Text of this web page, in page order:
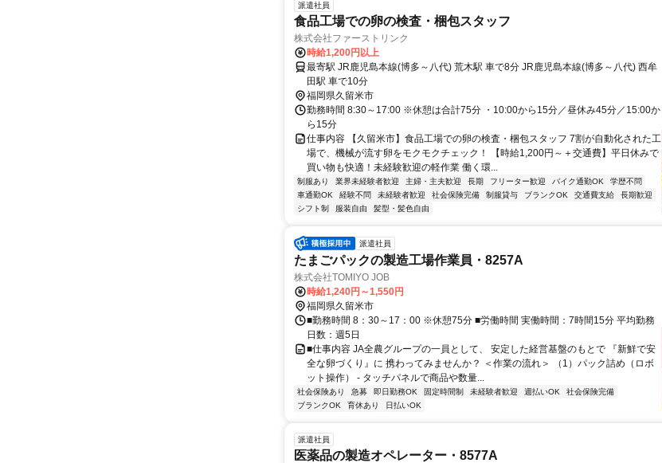
派遣社員
食品工場での卵の検査・梱包スタッフ
株式会社ファーストリンク
時給1,200円以上
最寄駅 JR鹿児島本線(博多～八代) 荒木駅 車で8分 JR鹿児島本線(博多～八代) 西牟
田駅 車で10分
福岡県久留米市
勤務時間 8:30～17:00 ※休憩は合計75分 ・10:00から15分／昼休み45分／15:00か
ら15分
仕事内容 【久留米市】食品工場での卵の検査・梱包スタッフ 7割が自動化された工
場で、機械が流す卵をモクモクチェック！ 【時給1,200円～＋交通費】平日休みで
買い物も快適！未経験歓迎の軽作業 働く環...
制服あり 業界未経験者歓迎 主婦・主夫歓迎 長期 フリーター歓迎 バイク通勤OK
学歴不問
車通勤OK
経験不問 未経験者歓迎 社会保険完備 制服貸与 ブランクOK 交通費支給
長期歓迎
シフト制
服装自由 髪型・髪色自由
派遣社員
たまごパックの製造工場作業員・8257A
株式会社TOMIYO JOB
時給1,240円～1,550円
福岡県久留米市
■勤務時間 8：30～17：00 ※休憩75分 ■労働時間 実働時間：7時間15分 平均勤務
日数：週5日
■仕事内容 JA全農グループの一員として、 安定した経営基盤のもとで 『新鮮で安
全な卵づくり』に 携わってみませんか？ ＜作業の流れ＞ （1）パック詰め（ロボ
ット操作） - タッチパネルで商品や数量...
社会保険あり 急募 即日勤務OK 固定時間制 未経験者歓迎 週払いOK
社会保険完備
ブランクOK
育休あり 日払いOK
派遣社員
医薬品の製造オペレーター・8577A